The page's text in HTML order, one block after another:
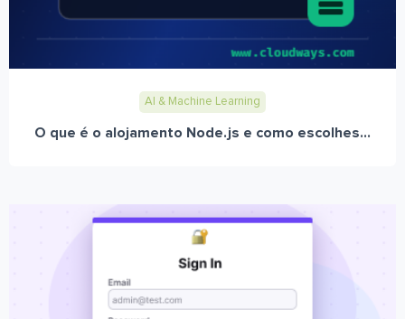
AI & Machine Learning
O que é o alojamento Node.js e como escolhes...